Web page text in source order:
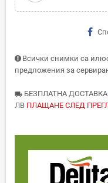
Всички снимки са
предложения за
local_shipping БЕЗПЛАТНА ДОСТАВКА
ЛВ ПЛАЩАНЕ СЛЕД